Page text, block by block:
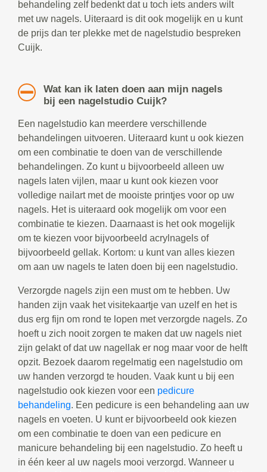
behandeling zelf bedenkt dat u toch iets anders wilt
met uw nagels. Uiteraard is dit ook mogelijk en u kunt
de prijs dan ter plekke met de nagelstudio bespreken
Cuijk.
Wat kan ik laten doen aan mijn nagels
bij een nagelstudio Cuijk?
Een nagelstudio kan meerdere verschillende
behandelingen uitvoeren. Uiteraard kunt u ook kiezen
om een combinatie te doen van de verschillende
behandelingen. Zo kunt u bijvoorbeeld alleen uw
nagels laten vijlen, maar u kunt ook kiezen voor
volledige nailart met de mooiste printjes voor op uw
nagels. Het is uiteraard ook mogelijk om voor een
combinatie te kiezen. Daarnaast is het ook mogelijk
om te kiezen voor bijvoorbeeld acrylnagels of
bijvoorbeeld gellak. Kortom: u kunt van alles kiezen
om aan uw nagels te laten doen bij een nagelstudio.
Verzorgde nagels zijn een must om te hebben. Uw
handen zijn vaak het visitekaartje van uzelf en het is
dus erg fijn om rond te lopen met verzorgde nagels. Zo
hoeft u zich nooit zorgen te maken dat uw nagels niet
zijn gelakt of dat uw nagellak er nog maar voor de helft
opzit. Bezoek daarom regelmatig een nagelstudio om
uw handen verzorgd te houden. Vaak kunt u bij een
nagelstudio ook kiezen voor een pedicure
behandeling. Een pedicure is een behandeling aan uw
nagels en voeten. U kunt er bijvoorbeeld ook kiezen
om een combinatie te doen van een pedicure en
manicure behandeling bij een nagelstudio. Zo heeft u
in één keer al uw nagels mooi verzorgd. Wanneer u